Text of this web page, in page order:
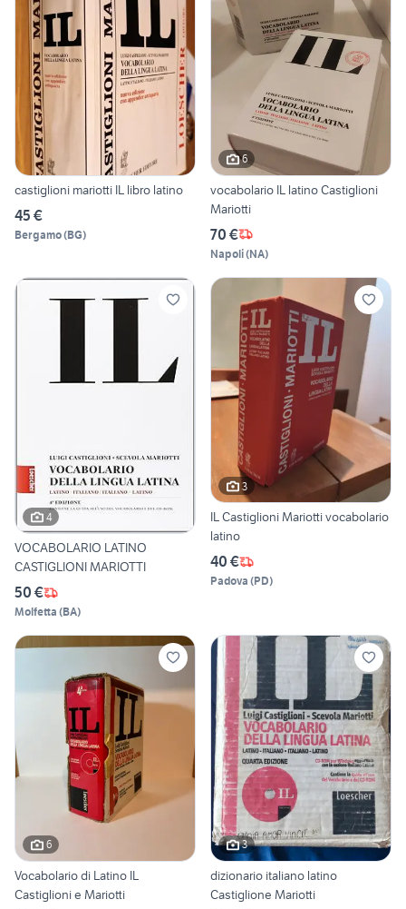
castiglioni mariotti IL libro latino
45 €
Bergamo(BG)
6
vocabolario IL latino Castiglioni
Mariotti
70 €
Napoli(NA)
4
VOCABOLARIO LATINO
CASTIGLIONI MARIOTTI
50 €
Molfetta (BA)
3
IL Castiglioni Mariotti vocabolario
latino
40 €
Padova (PD)
6
Vocabolario di Latino IL
Castiglioni e Mariotti
3
dizionario italiano latino
Castiglione Mariotti